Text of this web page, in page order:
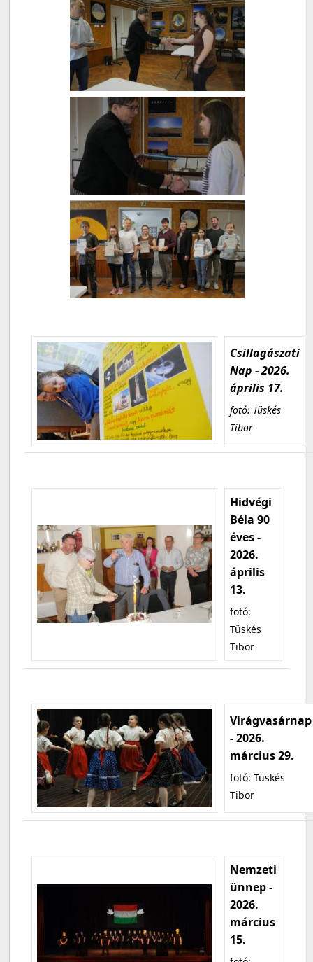
Csillagászati
Nap - 2026.
április 17.
fotó: Tüskés
Tibor
Hidvégi
Béla 90
éves -
2026.
április
13.
fotó:
Tüskés
Tibor
Virágvasárnap
- 2026.
március 29.
fotó: Tüskés
Tibor
Nemzeti
ünnep -
2026.
március
15.